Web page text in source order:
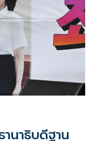
นาธิบดีฐาน